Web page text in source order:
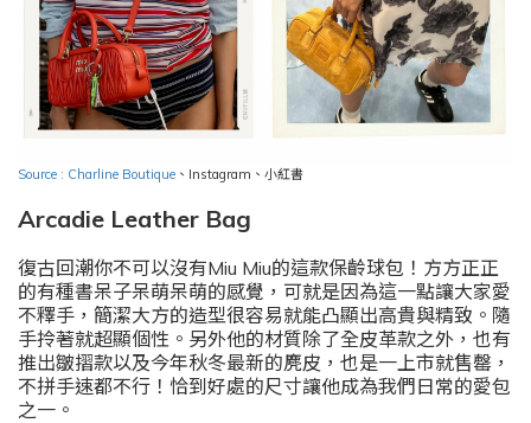
Source : Charline Boutique 、 Instagram 、小紅書
Arcadie Leather Bag
復古回潮你不可以沒有Miu Miu的這款保齡球包！方方正正
的有種書呆子呆萌呆萌的感覺，可就是因為這一點讓大家愛
不釋手，簡潔大方的造型很容易就能凸顯出高貴與精致。隨
手拎著就超顯個性。另外他的材質除了全皮革款之外，也有
推出皺摺款以及今年秋冬最新的麂皮，也是一上市就售罄，
不拼手速都不行！恰到好處的尺寸讓他成為我們日常的愛包
之一。